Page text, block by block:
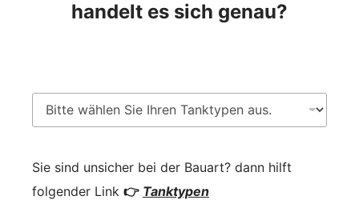
handelt es sich genau?
Sie sind unsicher bei der Bauart? dann hilft
folgender Link 👉 Tanktypen